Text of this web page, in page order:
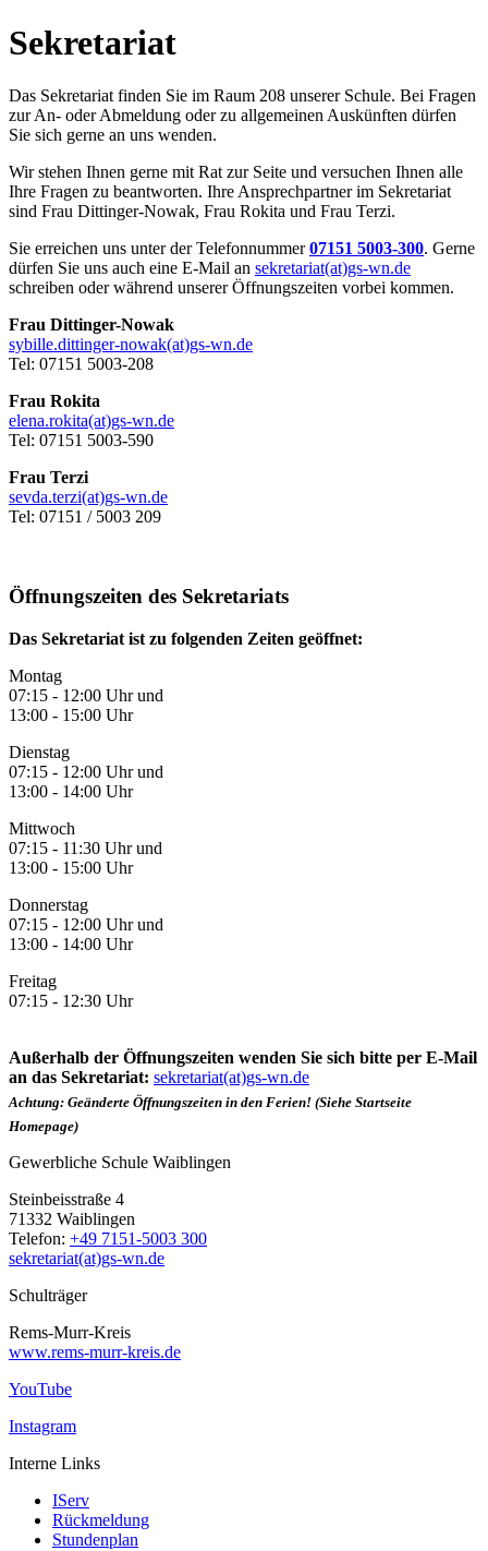
Sekretariat
Das Sekretariat finden Sie im Raum 208 unserer Schule. Bei Fragen
zur An- oder Abmeldung oder zu allgemeinen Auskünften dürfen
Sie sich gerne an uns wenden.
Wir stehen Ihnen gerne mit Rat zur Seite und versuchen Ihnen alle
Ihre Fragen zu beantworten. Ihre Ansprechpartner im Sekretariat
sind Frau Dittinger-Nowak, Frau Rokita und Frau Terzi.
Sie erreichen uns unter der Telefonnummer07151 5003-300. Gerne
dürfen Sie uns auch eine E-Mail an sekretariat(at)gs-wn.de
schreiben oder während unserer Öffnungszeiten vorbei kommen.
Frau Dittinger-Nowak
sybille.dittinger-nowak(at)gs-wn.de
Tel: 07151 5003-208
Frau Rokita
elena.rokita(at)gs-wn.de
Tel: 07151 5003-590
Frau Terzi
sevda.terzi(at)gs-wn.de
Tel: 07151 / 5003 209
Öffnungszeiten des Sekretariats
Das Sekretariat ist zu folgenden Zeiten geöffnet:
Montag
07:15 - 12:00 Uhr und
13:00 - 15:00 Uhr
Dienstag
07:15 - 12:00 Uhr und
13:00 - 14:00 Uhr
Mittwoch
07:15 - 11:30 Uhr und
13:00 - 15:00 Uhr
Donnerstag
07:15 - 12:00 Uhr und
13:00 - 14:00 Uhr
Freitag
07:15 - 12:30 Uhr
Außerhalb der Öffnungszeiten wenden Sie sich bitte per E-Mail
an das Sekretariat: sekretariat(at)gs-wn.de
Achtung: Geänderte Öffnungszeiten in den Ferien! (Siehe Startseite
Homepage)
Gewerbliche Schule Waiblingen
Steinbeisstraße 4
71332 Waiblingen
Telefon: +49 7151-5003 300
sekretariat(at)gs-wn.de
Schulträger
Rems-Murr-Kreis
www.rems-murr-kreis.de
YouTube
Instagram
Interne Links
IServ
Rückmeldung
Stundenplan